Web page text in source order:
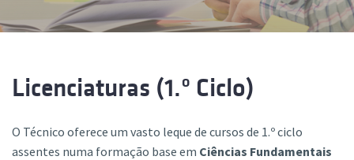
Licenciaturas (1.º Ciclo)
O Técnico oferece um vasto leque de cursos de 1.º ciclo
assentes numa formação base em Ciências Fundamentais